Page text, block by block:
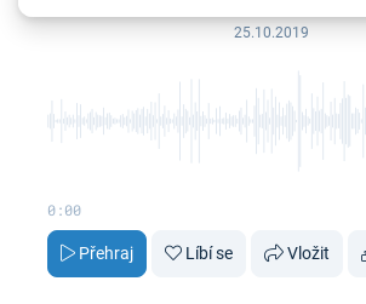
25.10.2019
0:00
Přehraj Líbí se Vložit